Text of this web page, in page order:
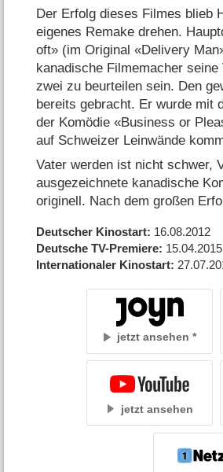
Der Erfolg dieses Filmes blieb
eigenes Remake drehen.
oft» (im Original «Delivery
kanadische Filmemacher
zwei zu beurteilen sein. Den
bereits gebracht. Er wurde mit
der Komödie «Business or
auf Schweizer Leinwände
Vater werden ist nicht schwer,
ausgezeichnete kanadische
originell. Nach dem großen
Deutscher Kinostart 16.08.2012
Deutsche TV-Premiere 15.04.2015
Internationaler Kinostart
jetzt ansehen
jetzt ansehen